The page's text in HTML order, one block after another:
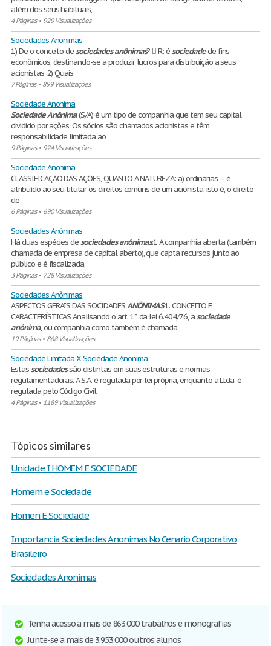
além dos seus habituais,
4 Páginas• 929 Visualizações
Sociedades Anonimas
1) De o conceito desociedadesanônimas?  R: ésociedadede fins
econômicos, destinando-se a produzir lucros para distribuição a seus
acionistas. 2) Quais
7 Páginas• 899 Visualizações
Sociedade Anonima
SociedadeAnônima(S/A) é um tipo de companhia que tem seu capital
dividido por ações. Os sócios são chamados acionistas e têm
responsabilidade limitada ao
9 Páginas• 924 Visualizações
Sociedade Anonima
CLASSIFICAÇÃO DAS AÇÕES, QUANTO A NATUREZA: a) ordinárias – é
atribuído ao seu titular os direitos comuns de um acionista, isto é, o direito
de
6 Páginas• 690 Visualizações
Sociedades Anônimas
Há duas espécies desociedadesanônimas:1 A companhia aberta (também
chamada de empresa de capital aberto), que capta recursos junto ao
público e é fiscalizada,
3 Páginas• 728 Visualizações
Sociedades Anônimas
ASPECTOS GERAIS DAS SOCIDADESANÔNIMAS1. CONCEITO E
CARACTERÍSTICAS Analisando o art. 1º da lei 6.404/76, asociedade
anônima, ou companhia como também é chamada,
19 Páginas• 868 Visualizações
Sociedade Limitada X Sociedade Anonima
Estassociedadessão distintas em suas estruturas e normas
regulamentadoras. A S.A. é regulada por lei própria, enquanto a Ltda. é
regulada pelo Código Civil
4 Páginas• 1189 Visualizações
Tópicos similares
Unidade I HOMEM E SOCIEDADE
Homem e Sociedade
Homen E Sociedade
Importancia Sociedades Anonimas No Cenario Corporativo
Brasileiro
Sociedades Anonimas
Tenha acesso a mais de 863.000 trabalhos e monografias
Junte-se a mais de 3.953.000 outros alunos